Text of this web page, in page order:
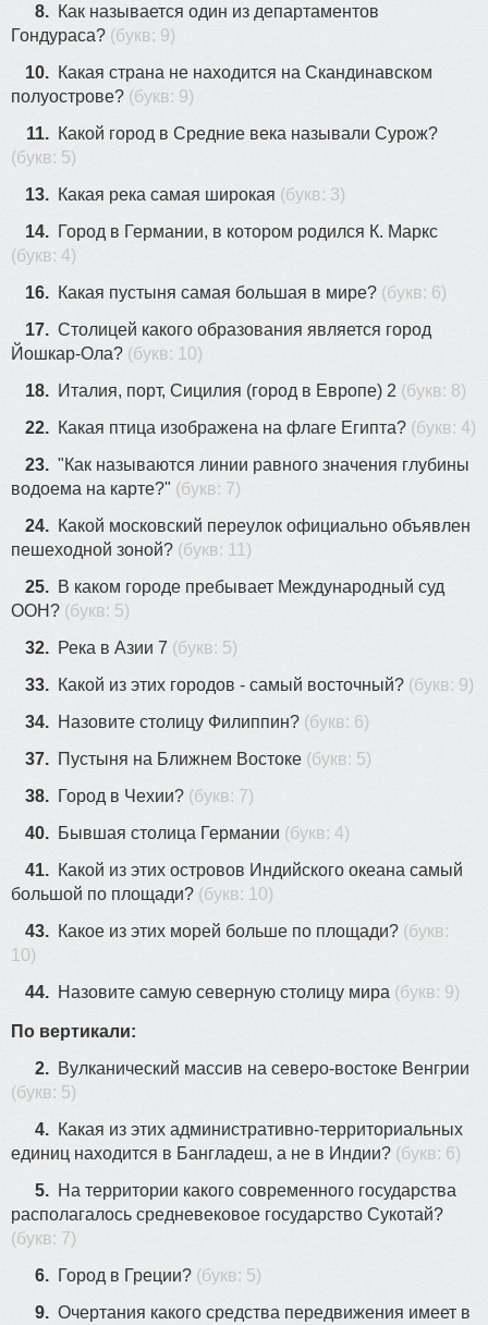
8. Как называется один из департаментов
Гондураса? (букв: 9)
10. Какая страна не находится на Скандинавском
полуострове? (букв: 9)
11. Какой город в Средние века называли Сурож?
(букв: 5)
13. Какая река самая широкая (букв: 3)
14. Город в Германии, в котором родился К. Маркс
(букв: 4)
16. Какая пустыня самая большая в мире? (букв: 6)
17. Столицей какого образования является город
Йошкар-Ола? (букв: 10)
18. Итaлия, пopт, Cицилия (гopoд в Eвpoпe) 2 (букв: 8)
22. Какая птица изображена на флаге Египта? (букв: 4)
23. "Как называются линии равного значения глубины
водоема на карте?" (букв: 7)
24. Какой московский переулок официально объявлен
пешеходной зоной? (букв: 11)
25. В каком городе пребывает Международный суд
ООН? (букв: 5)
32. Река в Азии 7 (букв: 5)
33. Какой из этих городов - самый восточный? (букв: 9)
34. Назовите столицу Филиппин? (букв: 6)
37. Пycтыня на Ближнeм Вocтoкe (букв: 5)
38. Город в Чехии? (букв: 7)
40. Бывшая столица Германии (букв: 4)
41. Какой из этих островов Индийского океана самый
большой по площади? (букв: 10)
43. Какое из этих морей больше по площади? (букв:
10)
44. Назовите самую северную столицу мира (букв: 9)
По вертикали:
2. Вулканический массив на северо-востоке Венгрии
(букв: 5)
4. Какая из этих административно-территориальных
единиц находится в Бангладеш, а не в Индии? (букв: 6)
5. На территории какого современного государства
располагалось средневековое государство Сукотай?
(букв: 7)
6. Город в Греции? (букв: 5)
9. Очертания какого средства передвижения имеет в